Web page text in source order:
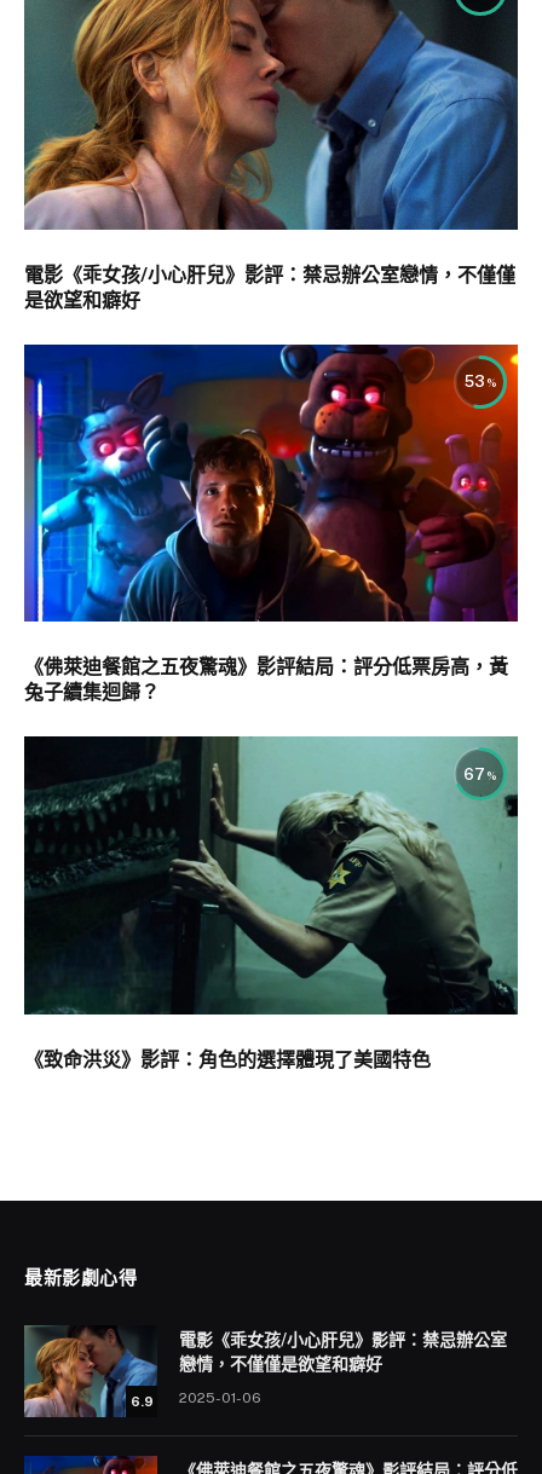
電影《乖女孩/小心肝兒》影評：禁忌辦公室戀情，不僅僅
是欲望和癖好
53
《佛萊迪餐館之五夜驚魂》影評結局：評分低票房高，黃
兔子續集迴歸？
67
《致命洪災》影評：角色的選擇體現了美國特色
最新影劇心得
6.9
電影《乖女孩/小心肝兒》影評：禁忌辦公室
戀情，不僅僅是欲望和癖好
2025-01-06
《佛萊迪餐館之五夜驚魂》影評結局：評分低